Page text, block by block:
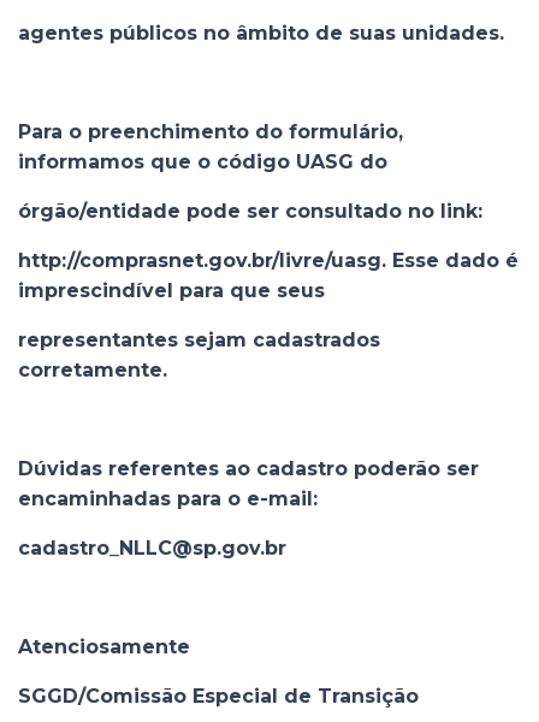
agentes públicos no âmbito de suas unidades.
Para o preenchimento do formulário,
informamos que o código UASG do
órgão/entidade pode ser consultado no link:
http://comprasnet.gov.br/livre/uasg. Esse dado é
imprescindível para que seus
representantes sejam cadastrados
corretamente.
Dúvidas referentes ao cadastro poderão ser
encaminhadas para o e-mail:
cadastro_NLLC@sp.gov.br
Atenciosamente
SGGD/Comissão Especial de Transição